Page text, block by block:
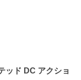
ッド DC アクショ